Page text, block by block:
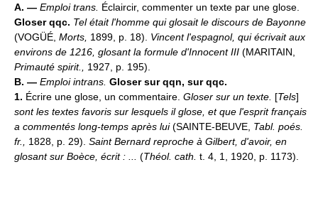
A. — Emploi trans. Éclaircir, commenter un texte par une glose.
Gloser qqc. Tel était l'homme qui glosait le discours de Bayonne
(VOGÜÉ, Morts, 1899, p. 18). Vincent l'espagnol, qui écrivait aux
environs de 1216, glosant la formule d'Innocent III (MARITAIN,
Primauté spirit., 1927, p. 195).
B. — Emploi intrans. Gloser sur qqn, sur qqc.
1. Écrire une glose, un commentaire. Gloser sur un texte. [Tels]
sont les textes favoris sur lesquels il glose, et que l'esprit français
a commentés long-temps après lui(SAINTE-BEUVE, Tabl. poés.
fr., 1828, p. 29). Saint Bernard reproche à Gilbert, d'avoir, en
glosant sur Boèce, écrit : ... (Théol. cath. t. 4, 1, 1920, p. 1173).